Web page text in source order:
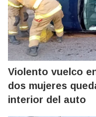
Violento vuelco
dos mujeres
interior del auto